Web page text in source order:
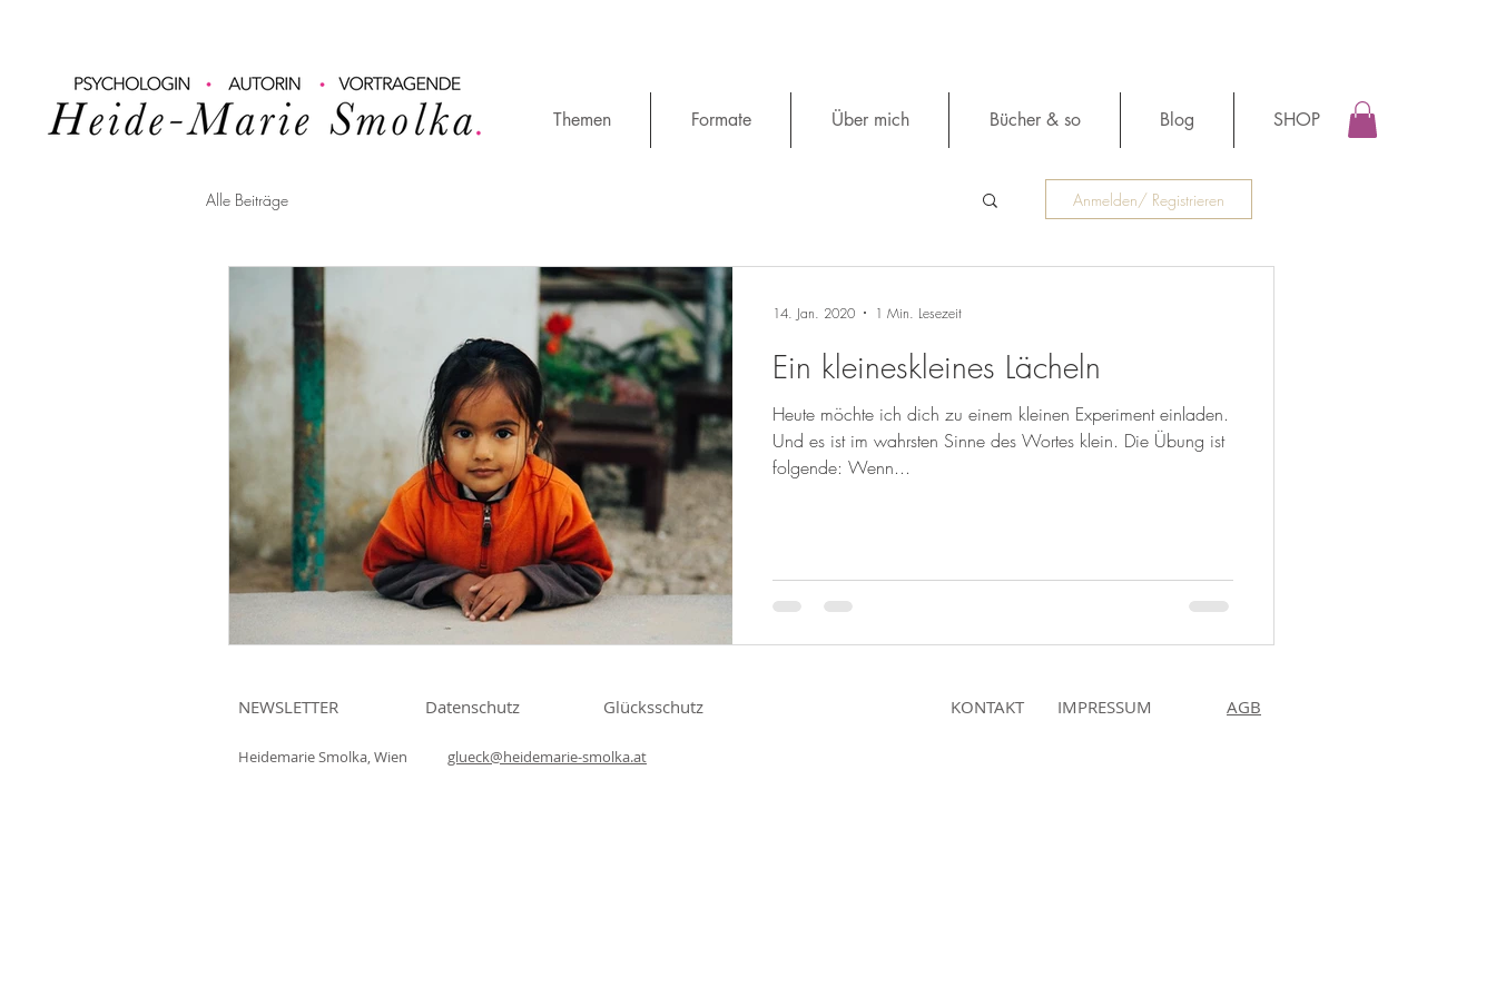
Themen Formate Über mich Bücher & so Blog SHOP
Alle Beiträge Anmelden/ Registrieren
Ein kleineskleines Lächeln
Heute möchte ich dich zu einem kleinen Experiment einladen.
Und es ist im wahrsten Sinne des Wortes klein. Die Übung ist
folgende: Wenn...
14. Jan. 2020 1 Min. Lesezeit
NEWSLETTER Datenschutz Glücksschutz
Heidemarie Smolka, Wien glueck@heidemarie-smolka.at
KONTAKT IMPRESSUM AGB